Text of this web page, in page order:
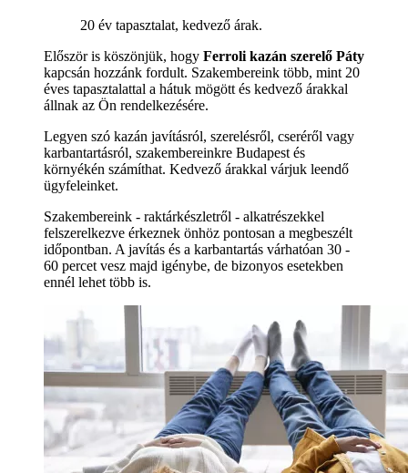
20 év tapasztalat, kedvező árak.
Először is köszönjük, hogy Ferroli kazán szerelő Páty
kapcsán hozzánk fordult. Szakembereink több, mint 20
éves tapasztalattal a hátuk mögött és kedvező árakkal
állnak az Ön rendelkezésére.
Legyen szó kazán javításról, szerelésről, cseréről vagy
karbantartásról, szakembereinkre Budapest és
környékén számíthat. Kedvező árakkal várjuk leendő
ügyfeleinket.
Szakembereink - raktárkészletről - alkatrészekkel
felszerelkezve érkeznek önhöz pontosan a megbeszélt
időpontban. A javítás és a karbantartás várhatóan 30 -
60 percet vesz majd igénybe, de bizonyos esetekben
ennél lehet több is.